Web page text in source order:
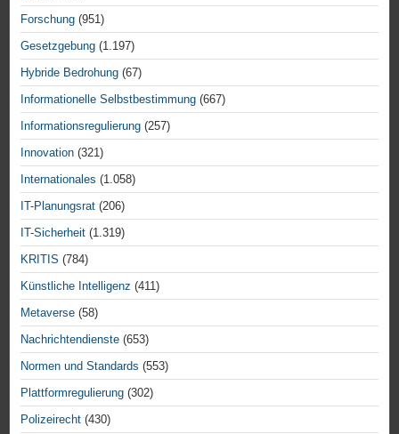
Forschung (951)
Gesetzgebung (1.197)
Hybride Bedrohung (67)
Informationelle Selbstbestimmung (667)
Informationsregulierung (257)
Innovation (321)
Internationales (1.058)
IT-Planungsrat (206)
IT-Sicherheit (1.319)
KRITIS (784)
Künstliche Intelligenz (411)
Metaverse (58)
Nachrichtendienste (653)
Normen und Standards (553)
Plattformregulierung (302)
Polizeirecht (430)